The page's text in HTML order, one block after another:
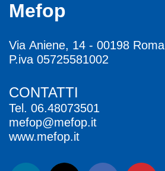
Mefop
Via Aniene, 14 - 00198 Roma
P.iva 05725581002
CONTATTI
Tel. 06.48073501
mefop@mefop.it
www.mefop.it